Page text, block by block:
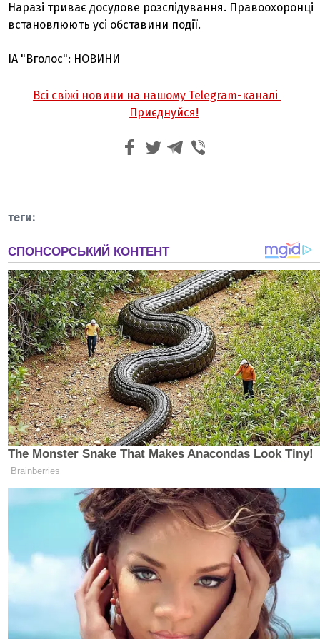
Наразі триває досудове розслідування. Правоохоронці
встановлюють усі обставини події.
ІА "Вголос": НОВИНИ
Всі свіжі новини на нашому Telegram-каналі
Приєднуйся!